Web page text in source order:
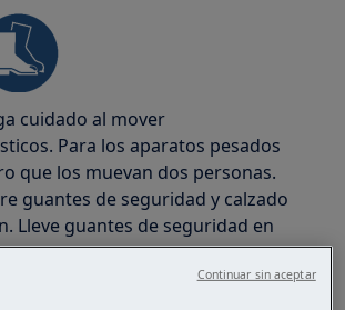
cuidado al mover
Para los aparatos pesados
que los muevan dos personas.
guantes de seguridad y calzado
Lleve guantes de seguridad en
para protegerse de cortes con
Continuar sin aceptar